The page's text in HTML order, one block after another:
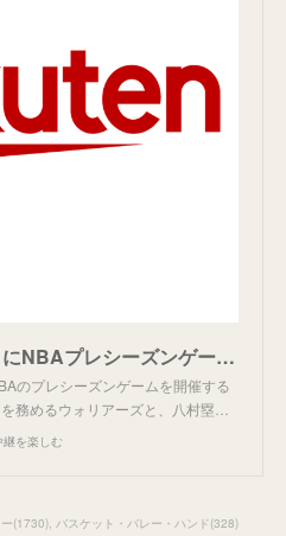
【速報】楽天、3年ぶりにNBAプレシーズンゲーム開催。
のプレシーズンゲームを開催する
務めるウォリアーズと、八村塁…
継を楽しむ
(1730) バスケット・バレー・ハンド(328)